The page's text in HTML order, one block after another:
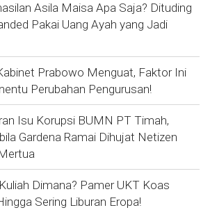
Asila Maisa Apa Saja? Dituding
Pakai Uang Ayah yang Jadi
Prabowo Menguat, Faktor Ini
Perubahan Pengurusan!
Isu Korupsi BUMN PT Timah,
Gardena Ramai Dihujat Netizen
Dimana? Pamer UKT Koas
Sering Liburan Eropa!